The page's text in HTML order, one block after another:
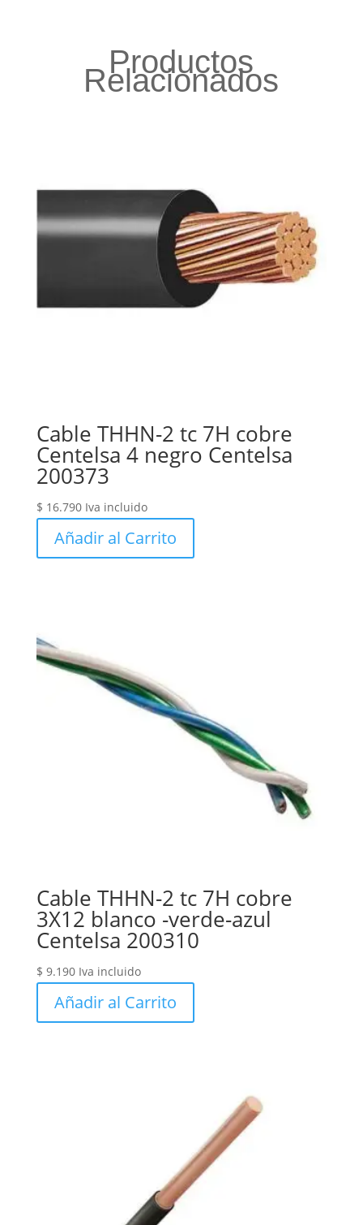
Productos
Relacionados
Cable THHN-2 tc 7H cobre
Centelsa 4 negro Centelsa
200373
$ 16.790 Iva incluido
Añadir al Carrito
Cable THHN-2 tc 7H cobre
3X12 blanco -verde-azul
Centelsa 200310
$ 9.190 Iva incluido
Añadir al Carrito